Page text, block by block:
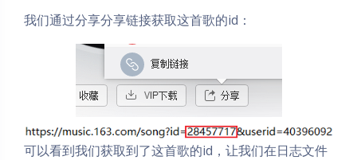
我们通过分享分享链接获取这首歌的id：
可以看到我们获取到了这首歌的id，让我们在日志文件